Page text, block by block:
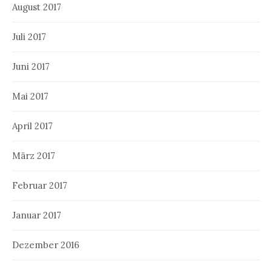
August 2017
Juli 2017
Juni 2017
Mai 2017
April 2017
März 2017
Februar 2017
Januar 2017
Dezember 2016